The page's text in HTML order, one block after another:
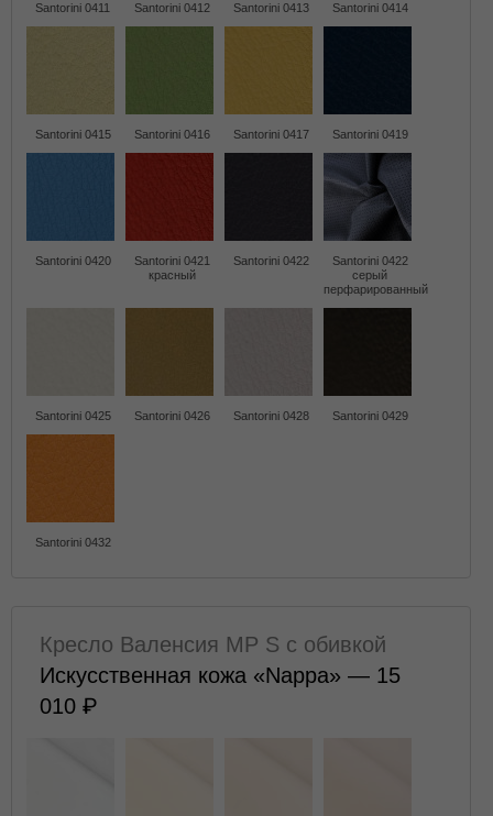
Santorini 0411 Santorini 0412 Santorini 0413 Santorini 0414
Santorini 0415 Santorini 0416 Santorini 0417 Santorini 0419
Santorini 0420
Santorini 0421
красный
Santorini 0422
Santorini 0422
серый
перфарированный
Santorini 0425 Santorini 0426 Santorini 0428 Santorini 0429
Santorini 0432
Кресло Валенсия MP S с обивкой
Искусственная кожа «Nappa» — 15
010